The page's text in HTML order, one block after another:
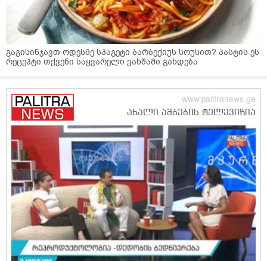
გაგისინჯავთ ოდესმე სპაგეტი ბარბექიუს სოუსით? პასტის ეს
რეცეპტი თქვენი საყვარელი ვახშამი გახდება